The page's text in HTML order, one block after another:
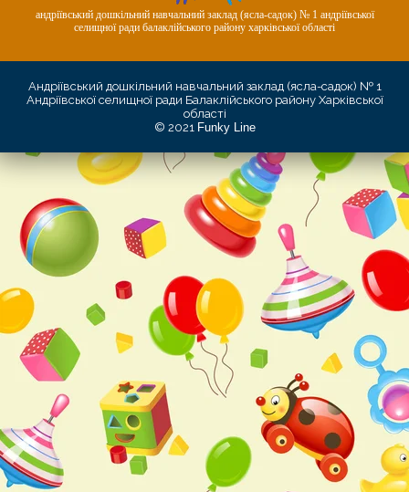
андріївський дошкільний навчальний заклад (ясла-садок) № 1 андріївської
селищної ради балаклійського району харківської області
Андріївський дошкільний навчальний заклад (ясла-садок) № 1
Андріївської селищної ради Балаклійського району Харківської
області
© 2021 Funky Line